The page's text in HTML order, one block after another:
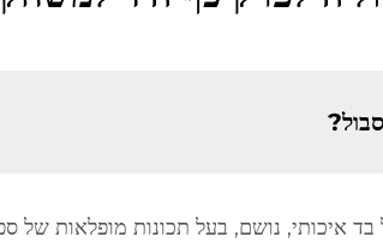
איכותי, נושם, בעל תכונות מופלאות של